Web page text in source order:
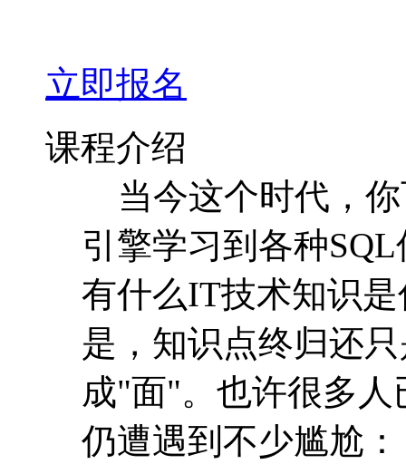
立即报名
课程介绍
当今这个时代，你
引擎学习到各种
有什么IT技术知识
是，知识点终归还
成"面"。也许很多
仍遭遇到不少尴尬：